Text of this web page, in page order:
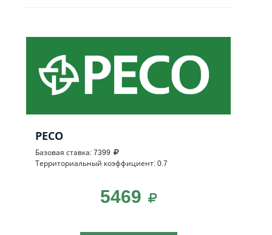
РЕСО
Базовая ставка: 7399
Территориальный коэффициент: 0.7
5469